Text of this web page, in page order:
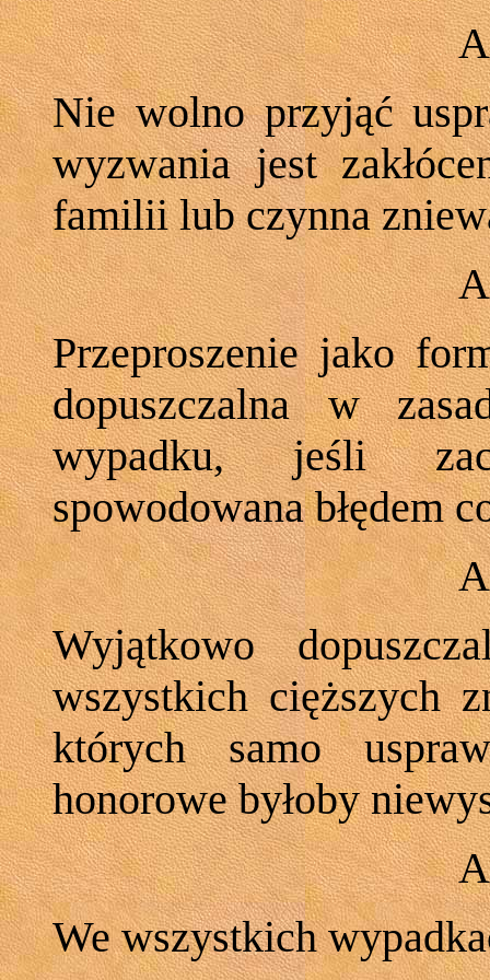
Nie wolno przyjąć
wyzwania jest
familii lub czynna
Przeproszenie jako
dopuszczalna w
wypadku, jeśli
spowodowana błędem
Wyjątkowo
wszystkich cięższych
których samo
honorowe byłoby
We wszystkich